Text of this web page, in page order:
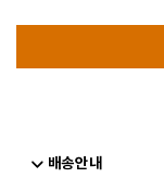
배송안내